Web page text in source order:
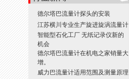
德尔塔巴流量计探头的安装
江苏横川专业生产旋进旋涡流量计
智能型石化工厂 无纸记录仪新的
机会
德尔塔巴流量计在机电之家销量大
增。
威力巴流量计适用范围及测量原理